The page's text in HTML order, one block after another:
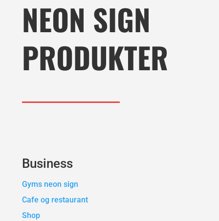
NEON SIGN
PRODUKTER
Business
Gyms neon sign
Cafe og restaurant
Shop